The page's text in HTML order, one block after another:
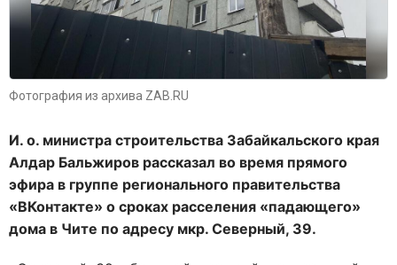
Фотография из архива ZAB.RU
И. о. министра строительства Забайкальского края
Алдар Бальжиров рассказал во время прямого
эфира в группе регионального правительства
«ВКонтакте» о сроках расселения «падающего»
дома в Чите по адресу мкр. Северный, 39.